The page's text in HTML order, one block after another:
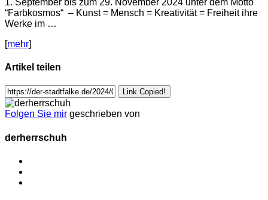
“Farbkosmos“ – Kunst = Mensch = Kreativität = Freiheit ihre
Werke im …
[mehr]
Artikel teilen
Link Copied!
Folgen Sie mir geschrieben von
derherrschuh